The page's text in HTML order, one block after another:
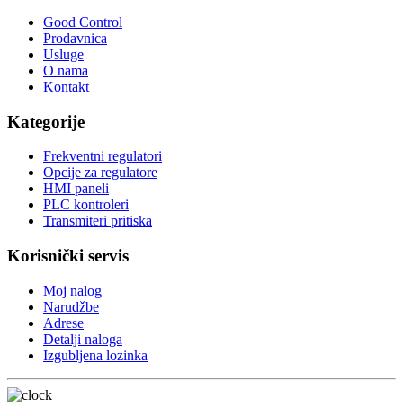
Good Control
Prodavnica
Usluge
O nama
Kontakt
Kategorije
Frekventni regulatori
Opcije za regulatore
HMI paneli
PLC kontroleri
Transmiteri pritiska
Korisnički servis
Moj nalog
Narudžbe
Adrese
Detalji naloga
Izgubljena lozinka